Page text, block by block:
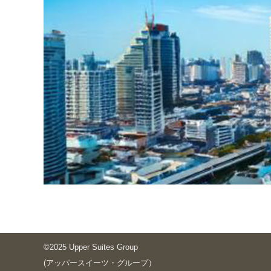
©2025 Upper Suites Group
(アッパースイーツ・グループ）